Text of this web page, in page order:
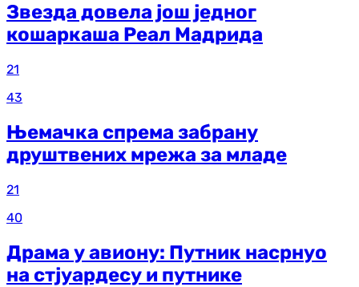
Звезда довела још једног
кошаркаша Реал Мадрида
21
43
Њемачка спрема забрану
друштвених мрежа за младе
21
40
Драма у авиону: Путник насрнуо
на стјуардесу и путнике